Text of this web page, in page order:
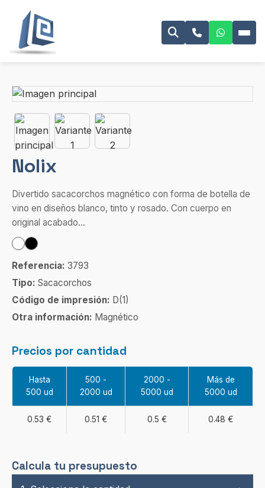
Nolix
Divertido sacacorchos magnético con forma de botella de
vino en diseños blanco, tinto y rosado. Con cuerpo en
original acabado...
Referencia: 3793
Tipo: Sacacorchos
Código de impresión: D(1)
Otra información: Magnético
Precios por cantidad
Hasta
500 ud
500 -
2000 ud
2000 -
5000 ud
Más de
5000 ud
0.53 € 0.51 € 0.5 € 0.48 €
Calcula tu presupuesto